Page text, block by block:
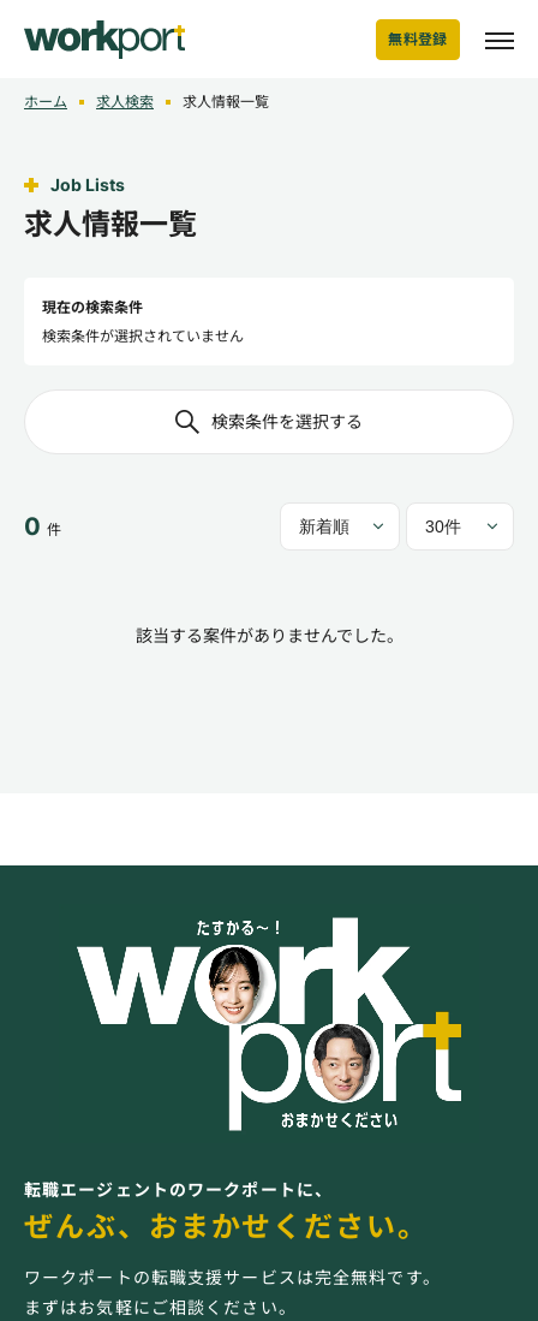
無料登録
ホーム 求人検索 求人情報一覧
Job Lists
求人情報一覧
現在の検索条件
検索条件が選択されていません
検索条件を選択する
0 件
該当する案件がありませんでした。
転職エージェントのワークポートに、
ぜんぶ、おまかせください。
ワークポートの転職支援サービスは完全無料です。
まずはお気軽にご相談ください。